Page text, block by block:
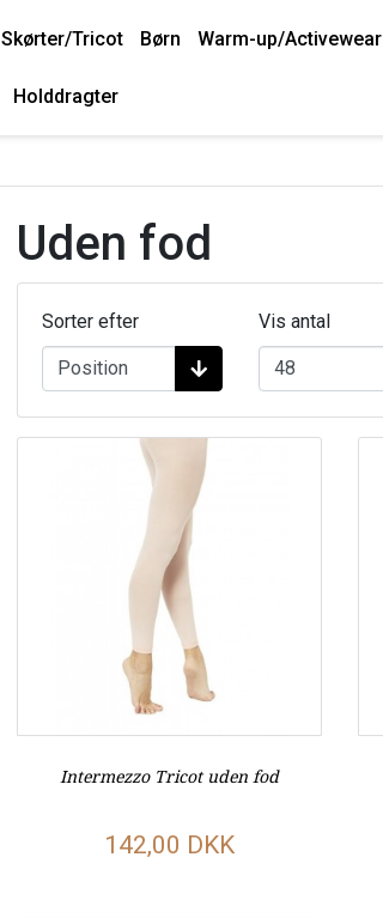
Skørter/Tricot Børn Warm-up/Activewear
Holddragter
Uden fod
Sorter efter Vis antal
Intermezzo Tricot uden fod
142,00 DKK